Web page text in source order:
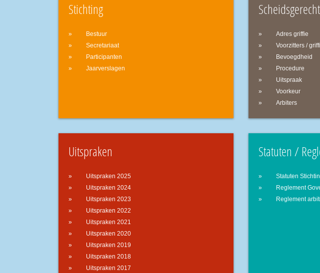
Stichting
Bestuur
Secretariaat
Participanten
Jaarverslagen
Scheidsgerecht
Adres griffie
Voorzitters /
Bevoegdheid
Procedure
Uitspraak
Voorkeur
Arbiters
Uitspraken
Uitspraken 2025
Uitspraken 2024
Uitspraken 2023
Uitspraken 2022
Uitspraken 2021
Uitspraken 2020
Uitspraken 2019
Uitspraken 2018
Uitspraken 2017
Statuten /
Reglement
Reglement